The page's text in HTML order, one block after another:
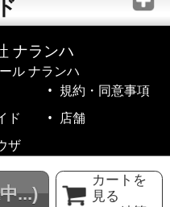
...)
カートを
見る
ナランハ
ル ナランハ
規約・同意事項
ド
店舗
ザ
All Rights Reserved.